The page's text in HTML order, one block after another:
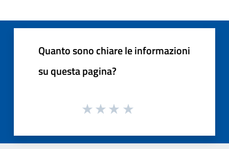
Quanto sono chiare le informazioni
su questa pagina?